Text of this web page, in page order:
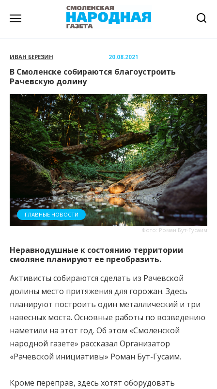
ИВАН БЕРЕЗИН 20.08.2021
В Смоленске собираются благоустроить
Рачевскую долину
Фото: Роман Бут-Гусаим
ГЛАВНЫЕ НОВОСТИ
Неравнодушные к состоянию территории
смоляне планируют ее преобразить.
Активисты собираются сделать из Рачевской
долины место притяжения для горожан. Здесь
планируют построить один металлический и три
навесных моста. Основные работы по возведению
наметили на этот год. Об этом «Смоленской
народной газете» рассказал Организатор
«Рачевской инициативы» Роман Бут-Гусаим.
Кроме переправ, здесь хотят оборудовать